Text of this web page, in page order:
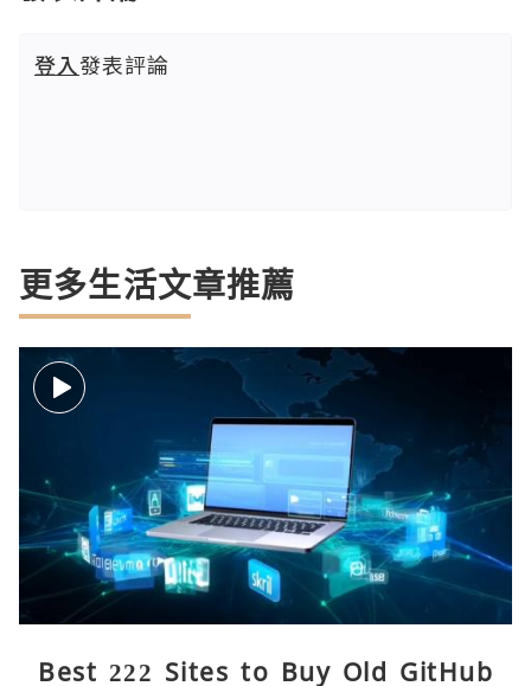
登入發表評論
更多生活文章推薦
Best 222 Sites to Buy Old GitHub